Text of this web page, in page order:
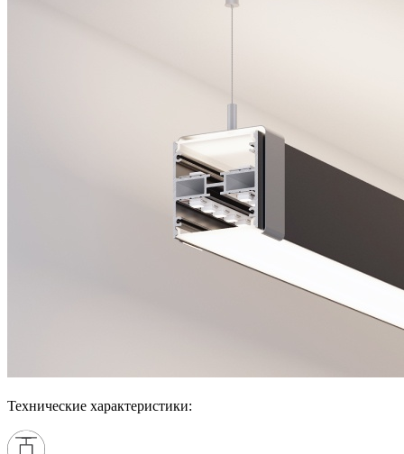
Технические характеристики: